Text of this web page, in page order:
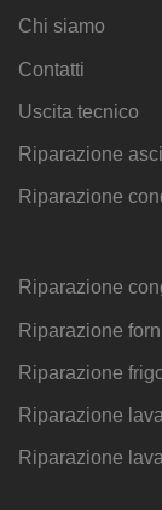
Chi siamo
Contatti
Uscita tecnico
Riparazione
Riparazione
Riparazione
Riparazione
Riparazione
Riparazione
Riparazione